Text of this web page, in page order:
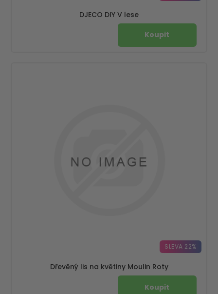
DJECO DIY V lese
SLEVA 22%
Dřevěný lis na květiny Moulin Roty